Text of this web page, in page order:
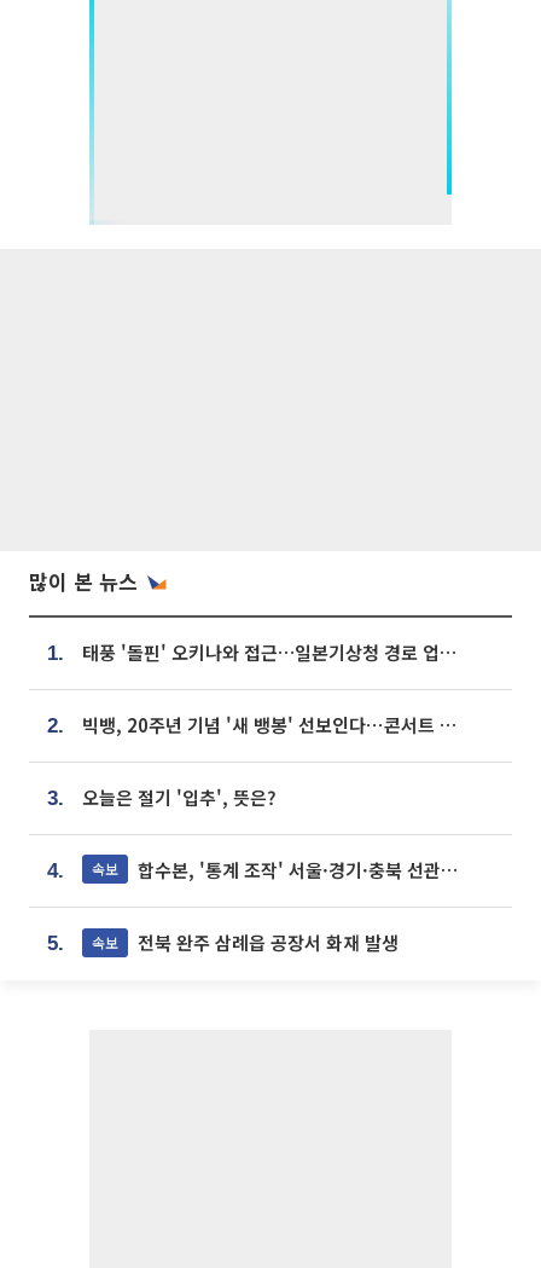
많이 본 뉴스
1. 태풍 '돌핀' 오키나와 접근…일본기상청 경로 업데이트
2. 빅뱅, 20주년 기념 '새 뱅봉' 선보인다⋯콘서트 앞두고 팝업 개최
3. 오늘은 절기 '입추', 뜻은?
4. 속보 합수본, '통계 조작' 서울·경기·충북 선관위 등 추가 압수수색
5. 속보 전북 완주 삼례읍 공장서 화재 발생